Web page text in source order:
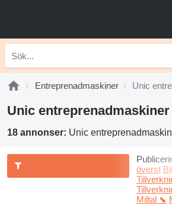
Entreprenadmaskiner Unic
Unic entreprenadmaskiner
18 annonser: Unic
överst
Miltal ⬊